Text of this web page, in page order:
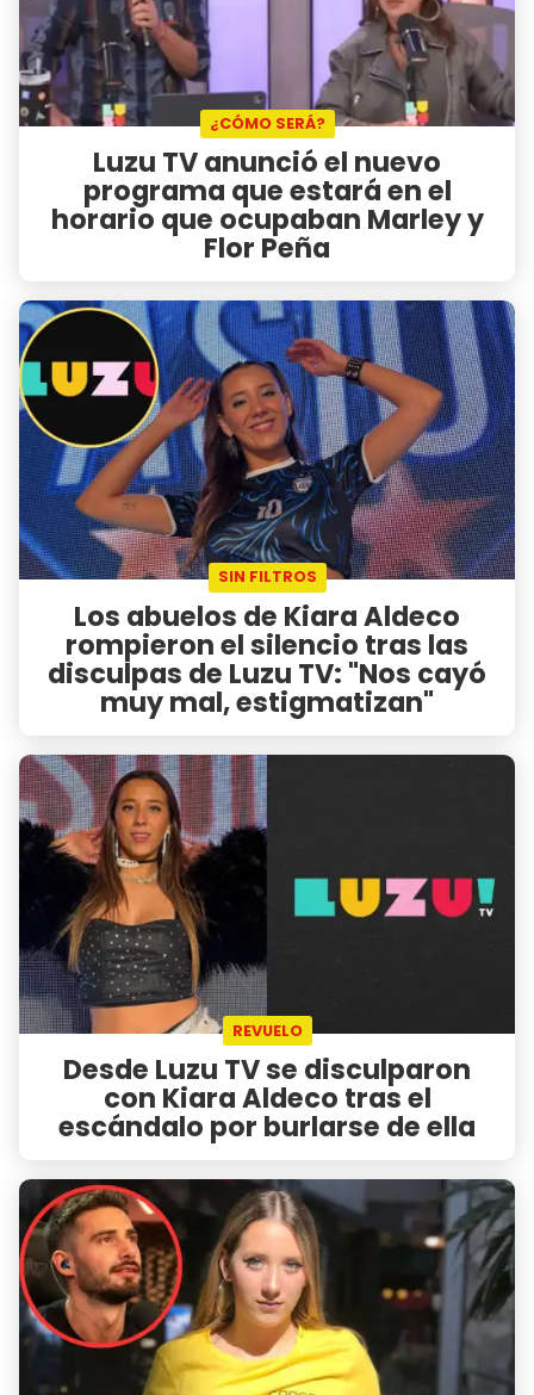
¿CÓMO SERÁ?
Luzu TV anunció el nuevo
programa que estará en el
horario que ocupaban Marley y
Flor Peña
SIN FILTROS
Los abuelos de Kiara Aldeco
rompieron el silencio tras las
disculpas de Luzu TV: "Nos cayó
muy mal, estigmatizan"
REVUELO
Desde Luzu TV se disculparon
con Kiara Aldeco tras el
escándalo por burlarse de ella